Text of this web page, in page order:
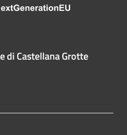
di Castellana Grotte